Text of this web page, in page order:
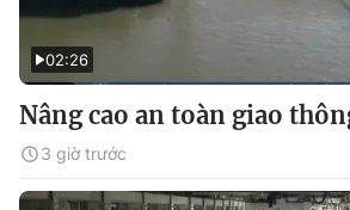
02:26
Nâng cao an toàn giao
3 giờ trước